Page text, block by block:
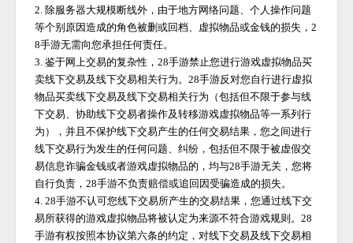
2. 除服务器大规模断线外，由于地方网络问题、个人操作问题
等个别原因造成的角色被删或回档、虚拟物品或金钱的损失，2
8手游无需向您承担任何责任。
3. 鉴于网上交易的复杂性，28手游禁止您进行游戏虚拟物品买
卖线下交易及线下交易相关行为。28手游反对您自行进行虚拟
物品买卖线下交易及线下交易相关行为（包括但不限于参与线
下交易、协助线下交易者操作及转移游戏虚拟物品等一系列行
为），并且不保护线下交易产生的任何交易结果，您之间进行
线下交易行为发生的任何问题、纠纷，包括但不限于被虚假交
易信息诈骗金钱或者游戏虚拟物品的，均与28手游无关，您将
自行负责，28手游不负责赔偿或追回因受骗造成的损失。
4.28手游不认可您线下交易所产生的交易结果，您通过线下交
易所获得的游戏虚拟物品将被认定为来源不符合游戏规则。28
手游有权按照本协议第六条的约定，对线下交易及线下交易相